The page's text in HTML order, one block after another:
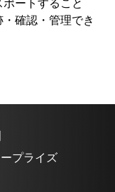
ートすること
確認・管理でき
プライズ